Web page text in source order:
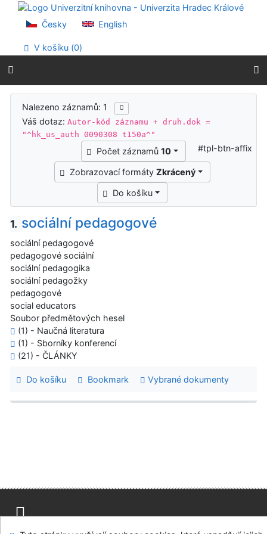
Přejít na obsah
Přejít na menu
Prohlášení o webové přístupnosti
Česky English
V košíku (0)
Výsledky vyhledávání
Nalezeno záznamů: 1
Váš dotaz:Autor-kód záznamu + druh.dok =
"^hk_us_auth 0090308 t150a^"
Počet záznamů 10
Zobrazovací formáty Zkrácený
Do košíku
#tpl-btn-affix
1. sociální pedagogové
sociální pedagogové
pedagogové sociální
sociální pedagogika
sociální pedagožky
pedagogové
social educators
Soubor předmětových hesel
(1) - Naučná literatura
(1) - Sborníky konferencí
(21) - ČLÁNKY
Do košíku Bookmark Vybrané dokumenty